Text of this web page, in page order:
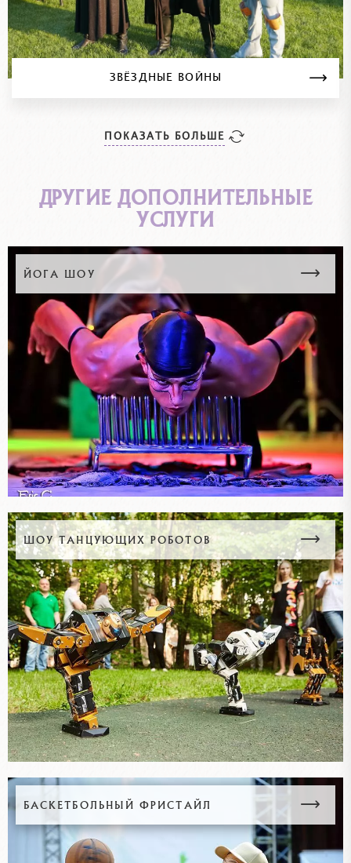
ЗВЁЗДНЫЕ ВОЙНЫ
ПОКАЗАТЬ БОЛЬШЕ
ДРУГИЕ ДОПОЛНИТЕЛЬНЫЕ
УСЛУГИ
ЙОГА ШОУ
ШОУ ТАНЦУЮЩИХ РОБОТОВ
БАСКЕТБОЛЬНЫЙ ФРИСТАЙЛ